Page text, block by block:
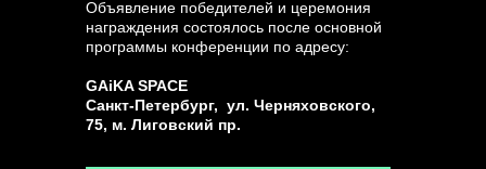
Объявление победителей и церемония
награждения состоялось после основной
программы конференции по адресу:
GAiKA SPACE
Санкт-Петербург, ул. Черняховского,
75, м. Лиговский пр.